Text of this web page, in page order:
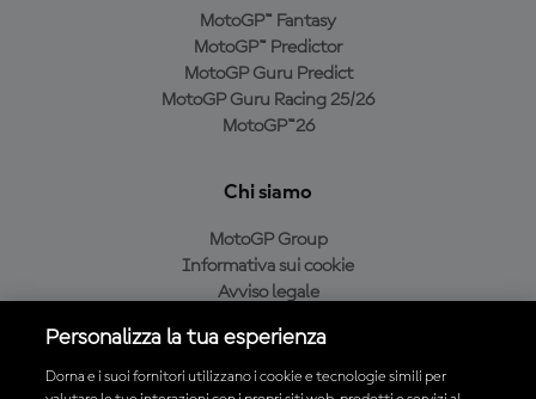
MotoGP™ Fantasy
MotoGP™ Predictor
MotoGP Guru Predict
MotoGP Guru Racing 25/26
MotoGP™26
Chi siamo
MotoGP Group
Informativa sui cookie
Avviso legale
Condizioni di acquisto
Personalizza la tua esperienza
Dorna e i suoi fornitori utilizzano i cookie e tecnologie simili per